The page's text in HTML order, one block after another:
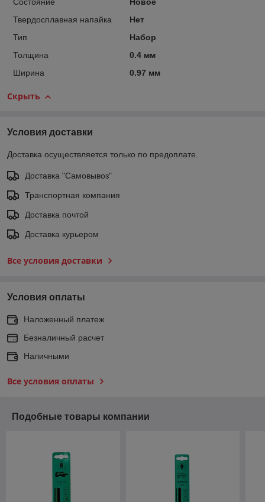
Твердосплавная напайка
Нет
Тип
Набор
Толщина
0.4 мм
Ширина
0.97 мм
Скрыть
Условия доставки
Доставка осуществляется только по предоплате.
Доставка "Самовывоз"
Транспортная компания
Доставка почтой
Доставка курьером
Все условия доставки
Условия оплаты
Наложенный платеж
Безналичный расчет
Наличными
Все условия оплаты
Подобные товары компании